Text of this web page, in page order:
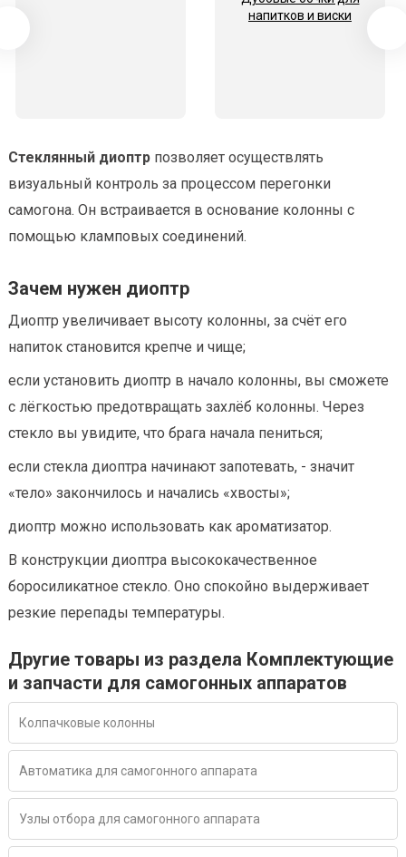
напитков и виски
Стеклянный диоптр позволяет осуществлять
визуальный контроль за процессом перегонки
самогона. Он встраивается в основание колонны с
помощью кламповых соединений.
Зачем нужен диоптр
Диоптр увеличивает высоту колонны, за счёт его
напиток становится крепче и чище;
если установить диоптр в начало колонны, вы сможете
с лёгкостью предотвращать захлёб колонны. Через
стекло вы увидите, что брага начала пениться;
если стекла диоптра начинают запотевать, - значит
«тело» закончилось и начались «хвосты»;
диоптр можно использовать как ароматизатор.
В конструкции диоптра высококачественное
боросиликатное стекло. Оно спокойно выдерживает
резкие перепады температуры.
Другие товары из раздела Комплектующие
и запчасти для самогонных аппаратов
Колпачковые колонны
Автоматика для самогонного аппарата
Узлы отбора для самогонного аппарата